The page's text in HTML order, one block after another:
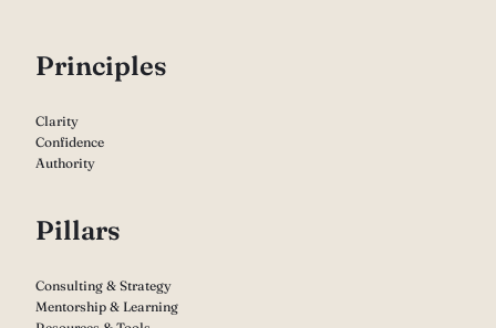
Principles
Clarity
Confidence
Authority
Pillars
Consulting & Strategy
Mentorship & Learning